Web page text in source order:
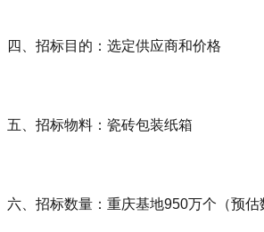
四、招标目的：选定供应商和价格
五、招标物料：瓷砖包装纸箱
六、招标数量：重庆基地950万个（预估